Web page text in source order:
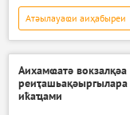
Атәылауаҩи аиҳабыреи
Аихамҩатә вокзалқәа
иҟаҵами